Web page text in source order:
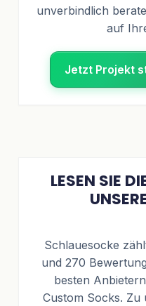
unverbindlich
auf
Jetzt Projekt
LESEN SIE
Schlauesocke
und 270
besten
Custom Socks. Zu